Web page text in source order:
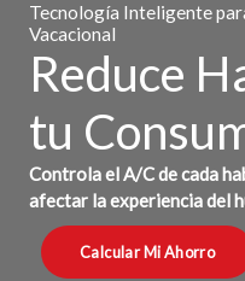
Tecnología Inteligente
Vacacional
Reduce
tu
Controla el A/C de cada
afectar la experiencia del
Calcular Mi Ahorro